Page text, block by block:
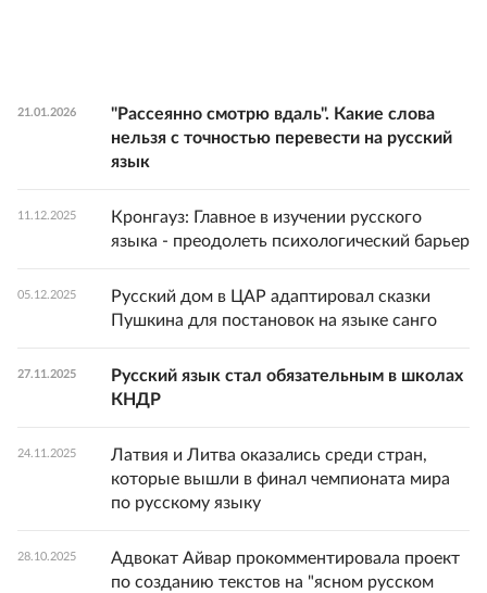
21.01.2026
"Рассеянно смотрю вдаль". Какие слова
нельзя с точностью перевести на русский
язык
11.12.2025
Кронгауз: Главное в изучении русского
языка - преодолеть психологический барьер
05.12.2025
Русский дом в ЦАР адаптировал сказки
Пушкина для постановок на языке санго
27.11.2025
Русский язык стал обязательным в школах
КНДР
24.11.2025
Латвия и Литва оказались среди стран,
которые вышли в финал чемпионата мира
по русскому языку
28.10.2025
Адвокат Айвар прокомментировала проект
по созданию текстов на "ясном русском